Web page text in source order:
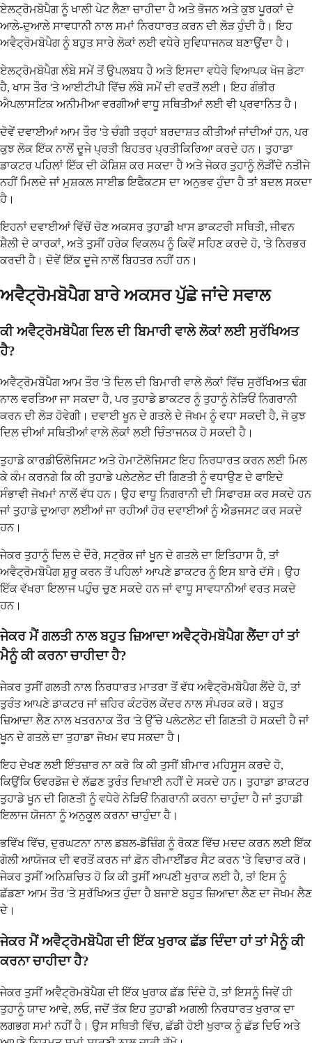
ਏਲਟ੍ਰੋਮਬੋਪੈਗ ਨੂੰ ਖਾਲੀ ਪੇਟ ਲੈਣਾ ਚਾਹੀਦਾ ਹੈ ਅਤੇ ਭੋਜਨ ਅਤੇ ਕੁਝ ਪੂਰਕਾਂ ਦੇ
ਆਲੇ-ਦੁਆਲੇ ਸਾਵਧਾਨੀ ਨਾਲ ਸਮਾਂ ਨਿਰਧਾਰਤ ਕਰਨ ਦੀ ਲੋੜ ਹੁੰਦੀ ਹੈ। ਇਹ
ਅਵੈਟ੍ਰੋਮਬੋਪੈਗ ਨੂੰ ਬਹੁਤ ਸਾਰੇ ਲੋਕਾਂ ਲਈ ਵਧੇਰੇ ਸੁਵਿਧਾਜਨਕ ਬਣਾਉਂਦਾ ਹੈ।
ਏਲਟ੍ਰੋਮਬੋਪੈਗ ਲੰਬੇ ਸਮੇਂ ਤੋਂ ਉਪਲਬਧ ਹੈ ਅਤੇ ਇਸਦਾ ਵਧੇਰੇ ਵਿਆਪਕ ਖੋਜ ਡੇਟਾ
ਹੈ, ਖਾਸ ਤੌਰ 'ਤੇ ਆਈਟੀਪੀ ਵਿੱਚ ਲੰਬੇ ਸਮੇਂ ਦੀ ਵਰਤੋਂ ਲਈ। ਇਹ ਗੰਭੀਰ
ਐਪਲਾਸਟਿਕ ਅਨੀਮੀਆ ਵਰਗੀਆਂ ਵਾਧੂ ਸਥਿਤੀਆਂ ਲਈ ਵੀ ਪ੍ਰਵਾਨਿਤ ਹੈ।
ਦੋਵੇਂ ਦਵਾਈਆਂ ਆਮ ਤੌਰ 'ਤੇ ਚੰਗੀ ਤਰ੍ਹਾਂ ਬਰਦਾਸ਼ਤ ਕੀਤੀਆਂ ਜਾਂਦੀਆਂ ਹਨ, ਪਰ
ਕੁਝ ਲੋਕ ਇੱਕ ਨਾਲੋਂ ਦੂਜੇ ਪ੍ਰਤੀ ਬਿਹਤਰ ਪ੍ਰਤੀਕਿਰਿਆ ਕਰਦੇ ਹਨ। ਤੁਹਾਡਾ
ਡਾਕਟਰ ਪਹਿਲਾਂ ਇੱਕ ਦੀ ਕੋਸ਼ਿਸ਼ ਕਰ ਸਕਦਾ ਹੈ ਅਤੇ ਜੇਕਰ ਤੁਹਾਨੂੰ ਲੋੜੀਂਦੇ ਨਤੀਜੇ
ਨਹੀਂ ਮਿਲਦੇ ਜਾਂ ਮੁਸ਼ਕਲ ਸਾਈਡ ਇਫੈਕਟਸ ਦਾ ਅਨੁਭਵ ਹੁੰਦਾ ਹੈ ਤਾਂ ਬਦਲ ਸਕਦਾ
ਹੈ।
ਇਹਨਾਂ ਦਵਾਈਆਂ ਵਿੱਚੋਂ ਚੋਣ ਅਕਸਰ ਤੁਹਾਡੀ ਖਾਸ ਡਾਕਟਰੀ ਸਥਿਤੀ, ਜੀਵਨ
ਸ਼ੈਲੀ ਦੇ ਕਾਰਕਾਂ, ਅਤੇ ਤੁਸੀਂ ਹਰੇਕ ਵਿਕਲਪ ਨੂੰ ਕਿਵੇਂ ਸਹਿਣ ਕਰਦੇ ਹੋ, 'ਤੇ ਨਿਰਭਰ
ਕਰਦੀ ਹੈ। ਦੋਵੇਂ ਇੱਕ ਦੂਜੇ ਨਾਲੋਂ ਬਿਹਤਰ ਨਹੀਂ ਹਨ।
ਅਵੈਟ੍ਰੋਮਬੋਪੈਗ ਬਾਰੇ ਅਕਸਰ ਪੁੱਛੇ ਜਾਂਦੇ ਸਵਾਲ
ਕੀ ਅਵੈਟ੍ਰੋਮਬੋਪੈਗ ਦਿਲ ਦੀ ਬਿਮਾਰੀ ਵਾਲੇ ਲੋਕਾਂ ਲਈ ਸੁਰੱਖਿਅਤ
ਹੈ?
ਅਵੈਟ੍ਰੋਮਬੋਪੈਗ ਆਮ ਤੌਰ 'ਤੇ ਦਿਲ ਦੀ ਬਿਮਾਰੀ ਵਾਲੇ ਲੋਕਾਂ ਵਿੱਚ ਸੁਰੱਖਿਅਤ ਢੰਗ
ਨਾਲ ਵਰਤਿਆ ਜਾ ਸਕਦਾ ਹੈ, ਪਰ ਤੁਹਾਡੇ ਡਾਕਟਰ ਨੂੰ ਤੁਹਾਨੂੰ ਨੇੜਿਓਂ ਨਿਗਰਾਨੀ
ਕਰਨ ਦੀ ਲੋੜ ਹੋਵੇਗੀ। ਦਵਾਈ ਖੂਨ ਦੇ ਗਤਲੇ ਦੇ ਜੋਖਮ ਨੂੰ ਵਧਾ ਸਕਦੀ ਹੈ, ਜੋ ਕੁਝ
ਦਿਲ ਦੀਆਂ ਸਥਿਤੀਆਂ ਵਾਲੇ ਲੋਕਾਂ ਲਈ ਚਿੰਤਾਜਨਕ ਹੋ ਸਕਦੀ ਹੈ।
ਤੁਹਾਡੇ ਕਾਰਡੀਓਲੋਜਿਸਟ ਅਤੇ ਹੇਮਾਟੋਲੋਜਿਸਟ ਇਹ ਨਿਰਧਾਰਤ ਕਰਨ ਲਈ ਮਿਲ
ਕੇ ਕੰਮ ਕਰਨਗੇ ਕਿ ਕੀ ਤੁਹਾਡੇ ਪਲੇਟਲੇਟ ਦੀ ਗਿਣਤੀ ਨੂੰ ਵਧਾਉਣ ਦੇ ਫਾਇਦੇ
ਸੰਭਾਵੀ ਜੋਖਮਾਂ ਨਾਲੋਂ ਵੱਧ ਹਨ। ਉਹ ਵਾਧੂ ਨਿਗਰਾਨੀ ਦੀ ਸਿਫਾਰਸ਼ ਕਰ ਸਕਦੇ ਹਨ
ਜਾਂ ਤੁਹਾਡੇ ਦੁਆਰਾ ਲਈਆਂ ਜਾ ਰਹੀਆਂ ਹੋਰ ਦਵਾਈਆਂ ਨੂੰ ਐਡਜਸਟ ਕਰ ਸਕਦੇ
ਹਨ।
ਜੇਕਰ ਤੁਹਾਨੂੰ ਦਿਲ ਦੇ ਦੌਰੇ, ਸਟ੍ਰੋਕ ਜਾਂ ਖੂਨ ਦੇ ਗਤਲੇ ਦਾ ਇਤਿਹਾਸ ਹੈ, ਤਾਂ
ਅਵੈਟ੍ਰੋਮਬੋਪੈਗ ਸ਼ੁਰੂ ਕਰਨ ਤੋਂ ਪਹਿਲਾਂ ਆਪਣੇ ਡਾਕਟਰ ਨੂੰ ਇਸ ਬਾਰੇ ਦੱਸੋ। ਉਹ
ਇੱਕ ਵੱਖਰਾ ਇਲਾਜ ਪਹੁੰਚ ਚੁਣ ਸਕਦੇ ਹਨ ਜਾਂ ਵਾਧੂ ਸਾਵਧਾਨੀਆਂ ਵਰਤ ਸਕਦੇ
ਹਨ।
ਜੇਕਰ ਮੈਂ ਗਲਤੀ ਨਾਲ ਬਹੁਤ ਜ਼ਿਆਦਾ ਅਵੈਟ੍ਰੋਮਬੋਪੈਗ ਲੈਂਦਾ ਹਾਂ ਤਾਂ
ਮੈਨੂੰ ਕੀ ਕਰਨਾ ਚਾਹੀਦਾ ਹੈ?
ਜੇਕਰ ਤੁਸੀਂ ਗਲਤੀ ਨਾਲ ਨਿਰਧਾਰਤ ਮਾਤਰਾ ਤੋਂ ਵੱਧ ਅਵੈਟ੍ਰੋਮਬੋਪੈਗ ਲੈਂਦੇ ਹੋ, ਤਾਂ
ਤੁਰੰਤ ਆਪਣੇ ਡਾਕਟਰ ਜਾਂ ਜ਼ਹਿਰ ਕੰਟਰੋਲ ਕੇਂਦਰ ਨਾਲ ਸੰਪਰਕ ਕਰੋ। ਬਹੁਤ
ਜ਼ਿਆਦਾ ਲੈਣ ਨਾਲ ਖਤਰਨਾਕ ਤੌਰ 'ਤੇ ਉੱਚੇ ਪਲੇਟਲੇਟ ਦੀ ਗਿਣਤੀ ਹੋ ਸਕਦੀ ਹੈ ਜਾਂ
ਖੂਨ ਦੇ ਗਤਲੇ ਦਾ ਤੁਹਾਡਾ ਜੋਖਮ ਵਧ ਸਕਦਾ ਹੈ।
ਇਹ ਦੇਖਣ ਲਈ ਇੰਤਜ਼ਾਰ ਨਾ ਕਰੋ ਕਿ ਕੀ ਤੁਸੀਂ ਬੀਮਾਰ ਮਹਿਸੂਸ ਕਰਦੇ ਹੋ,
ਕਿਉਂਕਿ ਓਵਰਡੋਜ਼ ਦੇ ਲੱਛਣ ਤੁਰੰਤ ਦਿਖਾਈ ਨਹੀਂ ਦੇ ਸਕਦੇ ਹਨ। ਤੁਹਾਡਾ ਡਾਕਟਰ
ਤੁਹਾਡੇ ਖੂਨ ਦੀ ਗਿਣਤੀ ਨੂੰ ਵਧੇਰੇ ਨੇੜਿਓਂ ਨਿਗਰਾਨੀ ਕਰਨਾ ਚਾਹੁੰਦਾ ਹੈ ਜਾਂ ਤੁਹਾਡੀ
ਇਲਾਜ ਯੋਜਨਾ ਨੂੰ ਅਨੁਕੂਲ ਕਰਨਾ ਚਾਹੁੰਦਾ ਹੈ।
ਭਵਿੱਖ ਵਿੱਚ, ਦੁਰਘਟਨਾ ਨਾਲ ਡਬਲ-ਡੋਜ਼ਿੰਗ ਨੂੰ ਰੋਕਣ ਵਿੱਚ ਮਦਦ ਕਰਨ ਲਈ ਇੱਕ
ਗੋਲੀ ਆਯੋਜਕ ਦੀ ਵਰਤੋਂ ਕਰਨ ਜਾਂ ਫ਼ੋਨ ਰੀਮਾਈਂਡਰ ਸੈਟ ਕਰਨ 'ਤੇ ਵਿਚਾਰ ਕਰੋ।
ਜੇਕਰ ਤੁਸੀਂ ਅਨਿਸ਼ਚਿਤ ਹੋ ਕਿ ਕੀ ਤੁਸੀਂ ਆਪਣੀ ਖੁਰਾਕ ਲਈ ਹੈ, ਤਾਂ ਇਸ ਨੂੰ
ਛੱਡਣਾ ਆਮ ਤੌਰ 'ਤੇ ਸੁਰੱਖਿਅਤ ਹੁੰਦਾ ਹੈ ਬਜਾਏ ਬਹੁਤ ਜ਼ਿਆਦਾ ਲੈਣ ਦਾ ਜੋਖਮ ਲੈਣ
ਦੇ।
ਜੇਕਰ ਮੈਂ ਅਵੈਟ੍ਰੋਮਬੋਪੈਗ ਦੀ ਇੱਕ ਖੁਰਾਕ ਛੱਡ ਦਿੰਦਾ ਹਾਂ ਤਾਂ ਮੈਨੂੰ ਕੀ
ਕਰਨਾ ਚਾਹੀਦਾ ਹੈ?
ਜੇਕਰ ਤੁਸੀਂ ਅਵੈਟ੍ਰੋਮਬੋਪੈਗ ਦੀ ਇੱਕ ਖੁਰਾਕ ਛੱਡ ਦਿੰਦੇ ਹੋ, ਤਾਂ ਇਸਨੂੰ ਜਿਵੇਂ ਹੀ
ਤੁਹਾਨੂੰ ਯਾਦ ਆਵੇ, ਲਓ, ਜਦੋਂ ਤੱਕ ਇਹ ਤੁਹਾਡੀ ਅਗਲੀ ਨਿਰਧਾਰਤ ਖੁਰਾਕ ਦਾ
ਲਗਭਗ ਸਮਾਂ ਨਹੀਂ ਹੈ। ਉਸ ਸਥਿਤੀ ਵਿੱਚ, ਛੱਡੀ ਹੋਈ ਖੁਰਾਕ ਨੂੰ ਛੱਡ ਦਿਓ ਅਤੇ